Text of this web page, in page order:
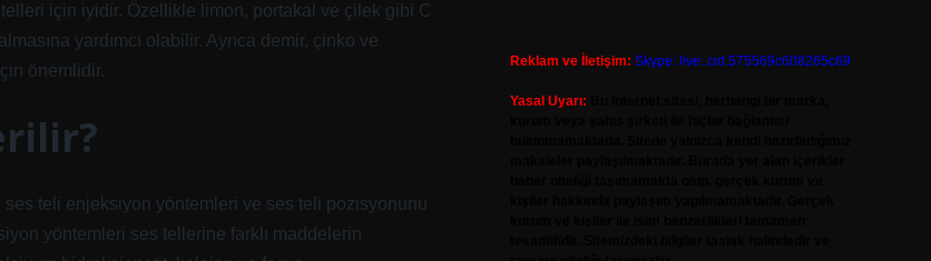
için iyidir. Özellikle limon, portakal ve çilek gibi C
yardımcı olabilir. Ayrıca demir, çinko ve
önemlidir.
teli enjeksiyon yöntemleri ve ses teli pozisyonunu
yöntemleri ses tellerine farklı maddelerin
Reklam ve İletişim: Skype: live:.cid.575569c608265c69
Yasal Uyarı: